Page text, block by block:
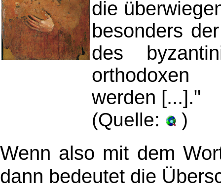
die
besonders
des
werden [...]."
(Quelle: )
Wenn also mit dem
dann bedeutet die